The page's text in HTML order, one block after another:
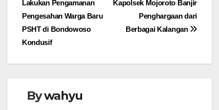
pos
Kapolsek Mojoroto Banjir
Penghargaan dari
Berbagai Kalangan
Lakukan Pengamanan
Pengesahan Warga Baru
PSHT di Bondowoso
Kondusif
Bywahyu